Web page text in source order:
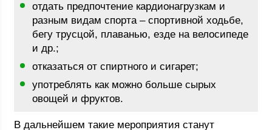
отдать предпочтение кардионагрузкам и
разным видам спорта – спортивной ходьбе,
бегу трусцой, плаванью, езде на велосипеде
и др.;
отказаться от спиртного и сигарет;
употреблять как можно больше сырых
овощей и фруктов.
В дальнейшем такие мероприятия станут